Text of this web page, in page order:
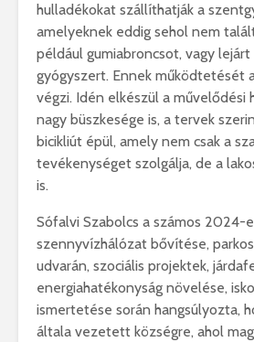
hulladékokat szállíthatják a
amelyeknek eddig sehol nem
például gumiabroncsot, vagy lejárt
gyógyszert. Ennek működtetését
végzi. Idén elkészül a művelődési
nagy büszkesége is, a tervek
bicikliút épül, amely nem csak a
tevékenységet szolgálja, de a
is.
Sófalvi Szabolcs a számos 2024-
szennyvízhálózat bővítése,
udvarán, szociális projektek,
energiahatékonyság növelése,
ismertetése során hangsúlyozta,
általa vezetett községre, ahol